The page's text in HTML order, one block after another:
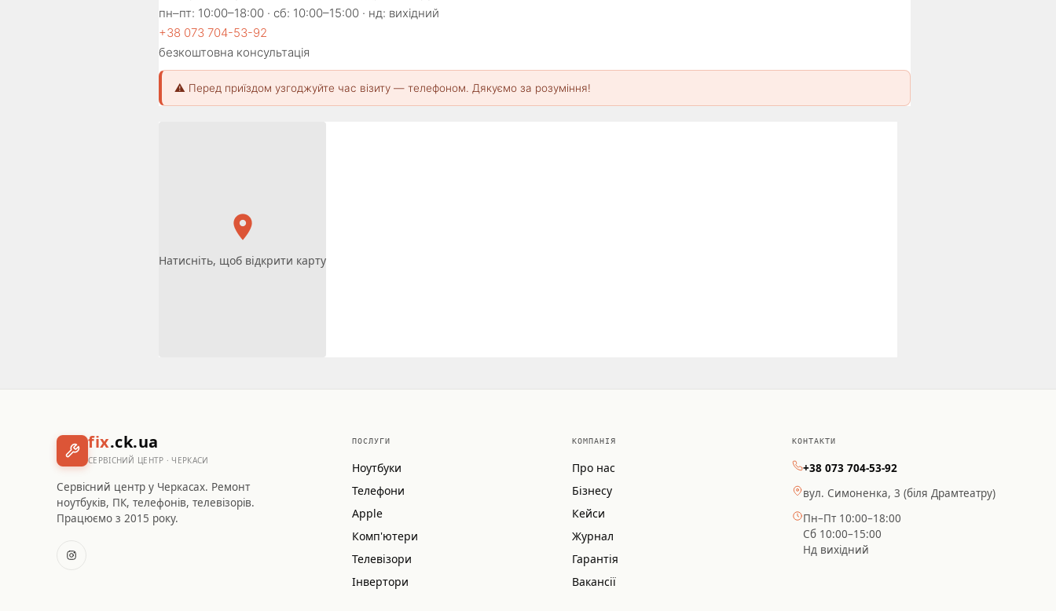
пн–пт: 10:00–18:00 · сб: 10:00–15:00 · нд: вихідний
+38 073 704-53-92
безкоштовна консультація
⚠️ Перед приїздом узгоджуйте час візиту — телефоном. Дякуємо за розуміння!
Натисніть, щоб відкрити карту
fix.ck.ua
СЕРВІСНИЙ ЦЕНТР · ЧЕРКАСИ
Сервісний центр у Черкасах. Ремонт
ноутбуків, ПК, телефонів, телевізорів.
Працюємо з 2015 року.
ПОСЛУГИ
Ноутбуки
Телефони
Apple
Комп'ютери
Телевізори
Інвертори
КОМПАНІЯ
Про нас
Бізнесу
Кейси
Журнал
Гарантія
Вакансії
КОНТАКТИ
+38 073 704-53-92
вул. Симоненка, 3 (біля Драмтеатру)
Пн–Пт 10:00–18:00
Сб 10:00–15:00
Нд вихідний